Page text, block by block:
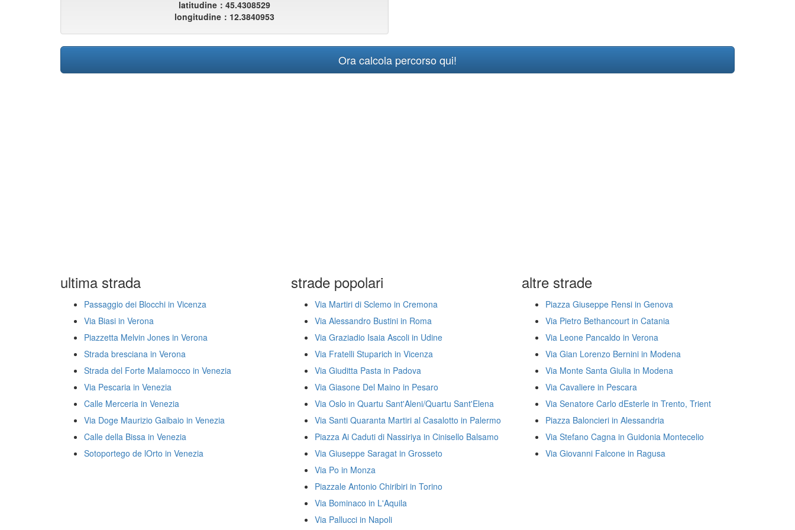
latitudine：45.4308529
longitudine：12.3840953
Ora calcola percorso qui!
ultima strada
Passaggio dei Blocchi in Vicenza
Via Biasi in Verona
Piazzetta Melvin Jones in Verona
Strada bresciana in Verona
Strada del Forte Malamocco in Venezia
Via Pescaria in Venezia
Calle Merceria in Venezia
Via Doge Maurizio Galbaio in Venezia
Calle della Bissa in Venezia
Sotoportego de lOrto in Venezia
strade popolari
Via Martiri di Sclemo in Cremona
Via Alessandro Bustini in Roma
Via Graziadio Isaia Ascoli in Udine
Via Fratelli Stuparich in Vicenza
Via Giuditta Pasta in Padova
Via Giasone Del Maino in Pesaro
Via Oslo in Quartu Sant'Aleni/Quartu Sant'Elena
Via Santi Quaranta Martiri al Casalotto in Palermo
Piazza Ai Caduti di Nassiriya in Cinisello Balsamo
Via Giuseppe Saragat in Grosseto
Via Po in Monza
Piazzale Antonio Chiribiri in Torino
Via Bominaco in L'Aquila
Via Pallucci in Napoli
altre strade
Piazza Giuseppe Rensi in Genova
Via Pietro Bethancourt in Catania
Via Leone Pancaldo in Verona
Via Gian Lorenzo Bernini in Modena
Via Monte Santa Giulia in Modena
Via Cavaliere in Pescara
Via Senatore Carlo dEsterle in Trento, Trient
Piazza Baloncieri in Alessandria
Via Stefano Cagna in Guidonia Montecelio
Via Giovanni Falcone in Ragusa